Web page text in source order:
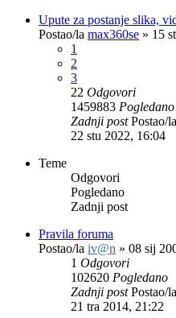
Upute za postanje slika,
Postao/la max360se » 15
1
2
3
22 Odgovori
1459883 Pogledano
Zadnji postPostao/la
22 stu 2022, 16:04
Teme
Odgovori
Pogledano
Zadnji post
Pravila foruma
Postao/la iv@n » 08 sij
1 Odgovori
102620 Pogledano
Zadnji postPostao/la
21 tra 2014, 21:22